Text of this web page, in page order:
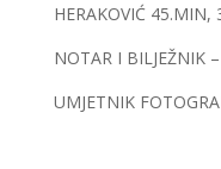
HERAKOVIĆ 45.MIN,
NOTAR I BILJEŽNIK
UMJETNIK